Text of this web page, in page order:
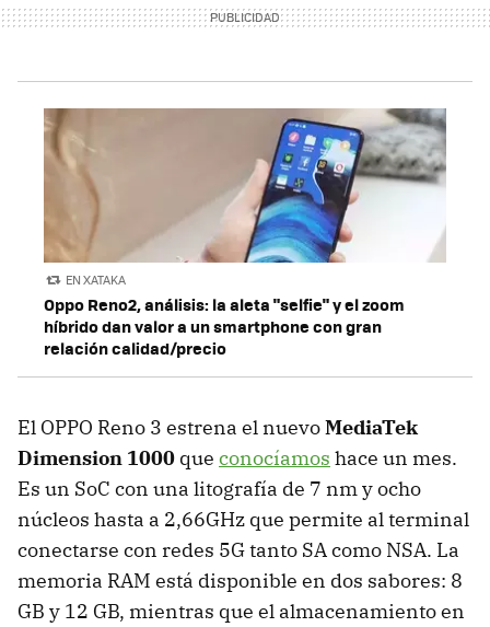
EN XATAKA
Oppo Reno2, análisis: la aleta "selfie" y el zoom
híbrido dan valor a un smartphone con gran
relación calidad/precio
El OPPO Reno 3 estrena el nuevoMediaTek
Dimension 1000 que conocíamos hace un mes.
Es un SoC con una litografía de 7 nm y ocho
núcleos hasta a 2,66GHz que permite al terminal
conectarse con redes 5G tanto SA como NSA. La
memoria RAM está disponible en dos sabores: 8
GB y 12 GB, mientras que el almacenamiento en